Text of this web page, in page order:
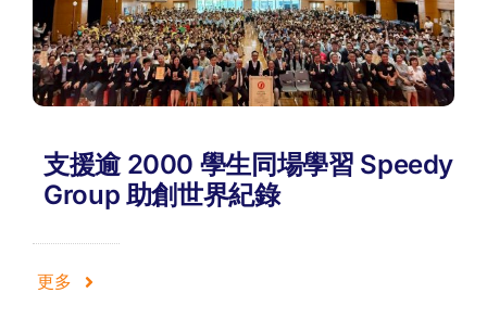
支援逾 2000 學生同場學習 Speedy
Group 助創世界紀錄
更多